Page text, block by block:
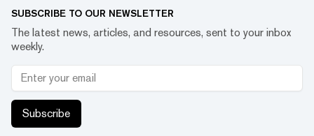
SUBSCRIBE TO OUR NEWSLETTER
The latest news, articles, and resources, sent to your inbox
weekly.
Subscribe